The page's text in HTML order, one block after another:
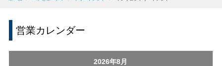
営業カレンダー
2026年8月